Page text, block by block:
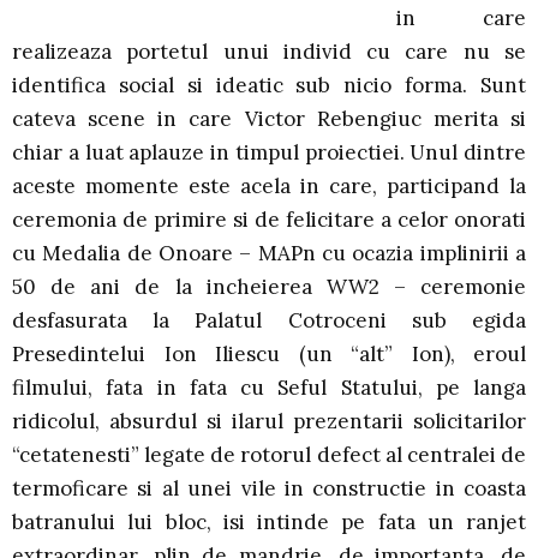
in care
realizeaza portetul unui individ cu care nu se
identifica social si ideatic sub nicio forma. Sunt
cateva scene in care Victor Rebengiuc merita si
chiar a luat aplauze in timpul proiectiei. Unul dintre
aceste momente este acela in care, participand la
ceremonia de primire si de felicitare a celor onorati
cu Medalia de Onoare – MAPn cu ocazia implinirii a
50 de ani de la incheierea WW2 – ceremonie
desfasurata la Palatul Cotroceni sub egida
Presedintelui Ion Iliescu (un “alt” Ion), eroul
filmului, fata in fata cu Seful Statului, pe langa
ridicolul, absurdul si ilarul prezentarii solicitarilor
“cetatenesti” legate de rotorul defect al centralei de
termoficare si al unei vile in constructie in coasta
batranului lui bloc, isi intinde pe fata un ranjet